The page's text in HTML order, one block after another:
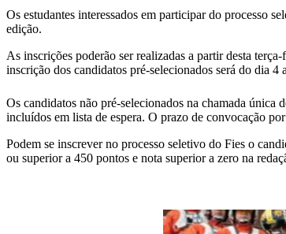
Os estudantes interessados em participar do processo
edição.
As inscrições poderão ser realizadas a partir desta
inscrição dos candidatos pré-selecionados será do dia 4
Os candidatos não pré-selecionados na chamada única
incluídos em lista de espera. O prazo de convocação
Podem se inscrever no processo seletivo do Fies o
ou superior a 450 pontos e nota superior a zero na